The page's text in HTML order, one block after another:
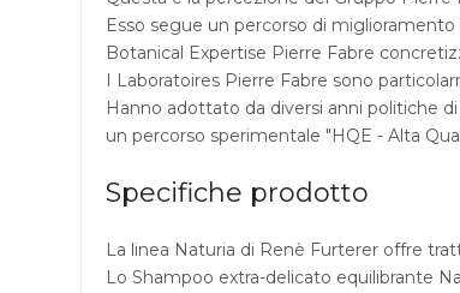
Esso segue un percorso di
Botanical Expertise Pierre Fabre
I Laboratoires Pierre Fabre sono
Hanno adottato da diversi anni politiche
un percorso sperimentale "HQE - Alta
Specifiche prodotto
La linea Naturia di Renè Furterer offre
Lo Shampoo extra-delicato equilibrante